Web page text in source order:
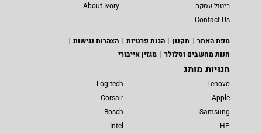
ביטול עסקה
About Ivory
Contact Us
מפת האתר
תקנון הגנת פרטיות
הצהרות נגישות
חנות מחשבים וסלולר
מגזין אייבורי
חנויות מותג
Lenovo
Apple
Samsung
HP
Logitech
Corsair
Bosch
Intel